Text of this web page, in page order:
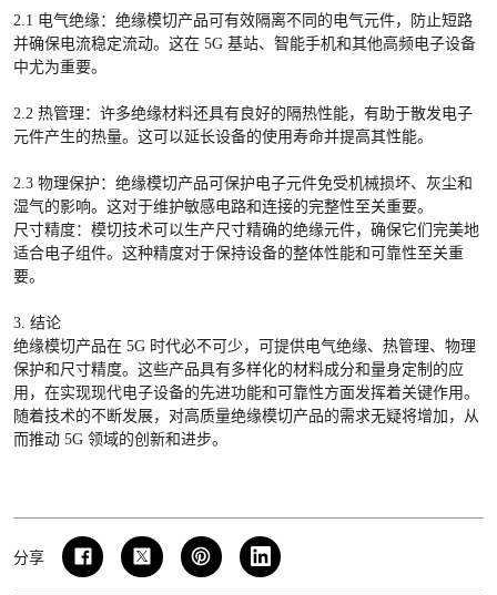
2.1 电气绝缘：绝缘模切产品可有效隔离不同的电气元件，防止短路
并确保电流稳定流动。这在 5G 基站、智能手机和其他高频电子设备
中尤为重要。
2.2 热管理：许多绝缘材料还具有良好的隔热性能，有助于散发电子
元件产生的热量。这可以延长设备的使用寿命并提高其性能。
2.3 物理保护：绝缘模切产品可保护电子元件免受机械损坏、灰尘和
湿气的影响。这对于维护敏感电路和连接的完整性至关重要。
尺寸精度：模切技术可以生产尺寸精确的绝缘元件，确保它们完美地
适合电子组件。这种精度对于保持设备的整体性能和可靠性至关重
要。
3. 结论
绝缘模切产品在 5G 时代必不可少，可提供电气绝缘、热管理、物理
保护和尺寸精度。这些产品具有多样化的材料成分和量身定制的应
用，在实现现代电子设备的先进功能和可靠性方面发挥着关键作用。
随着技术的不断发展，对高质量绝缘模切产品的需求无疑将增加，从
而推动 5G 领域的创新和进步。
分享